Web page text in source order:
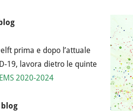
prima e dopo l’attuale
19, lavora dietro le quinte
2020-2024
blog